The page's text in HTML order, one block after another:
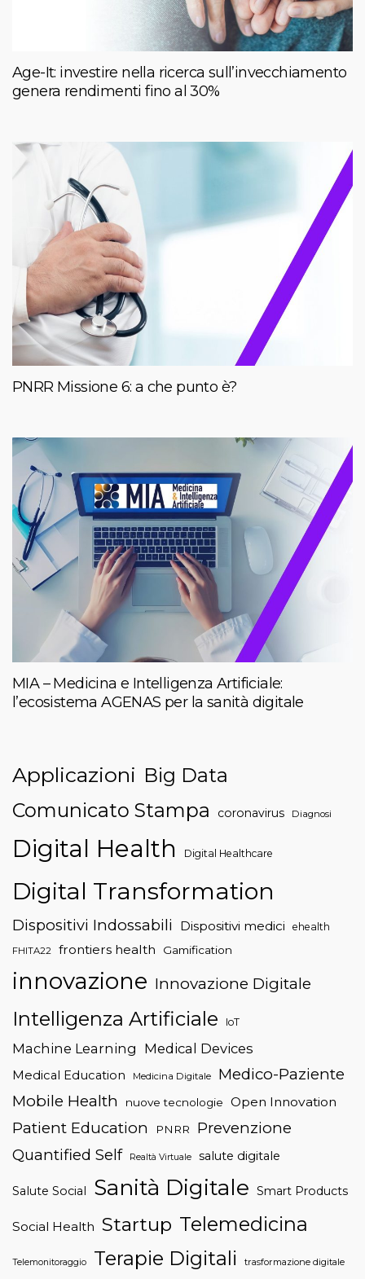
Age-It: investire nella ricerca sull’invecchiamento
genera rendimenti fino al 30%
PNRR Missione 6: a che punto è?
MIA – Medicina e Intelligenza Artificiale:
l’ecosistema AGENAS per la sanità digitale
Applicazioni Big Data
Comunicato Stampa
coronavirus Diagnosi
Digital Health Digital Healthcare
Digital Transformation
Dispositivi Indossabili Dispositivi medici ehealth
FHITA22 frontiers health Gamification
innovazione Innovazione Digitale
Intelligenza Artificiale IoT
Machine Learning Medical Devices
Medical Education Medicina Digitale
Medico-Paziente
Mobile Health
nuove tecnologie Open Innovation
Patient Education PNRR
Prevenzione
Quantified Self
Realtà Virtuale salute digitale
Salute Social Sanità Digitale Smart Products
Social Health Startup Telemedicina
Telemonitoraggio Terapie Digitali trasformazione digitale